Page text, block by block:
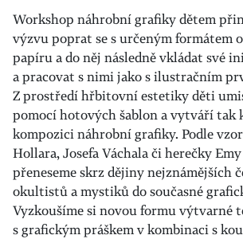
Workshop náhrobní grafiky dětem
výzvu poprat se s určeným formátem
papíru a do něj následně vkládat své
a pracovat s nimi jako s ilustračním
Z prostředí hřbitovní estetiky děti
pomocí hotových šablon a vytváří tak
kompozici náhrobní grafiky. Podle
Hollara, Josefa Váchala či herečky
přeneseme skrz dějiny nejznámějších
okultistů a mystiků do současné
Vyzkoušíme si novou formu výtvarné
s grafickým práškem v kombinaci s